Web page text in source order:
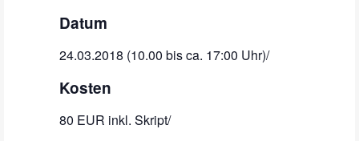
Datum
24.03.2018 (10.00 bis ca. 17:00 Uhr)/
Kosten
80 EUR inkl. Skript/